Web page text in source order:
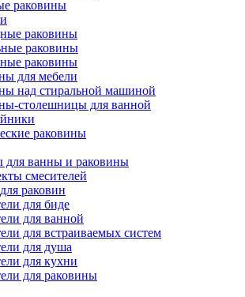
раковины
раковины
раковины
раковины
для мебели
над стиральной машиной
столешницы для ванной
раковины
для ванны и раковины
смесителей
раковин
для биде
для ванной
для встраиваемых систем
для душа
для кухни
для раковины